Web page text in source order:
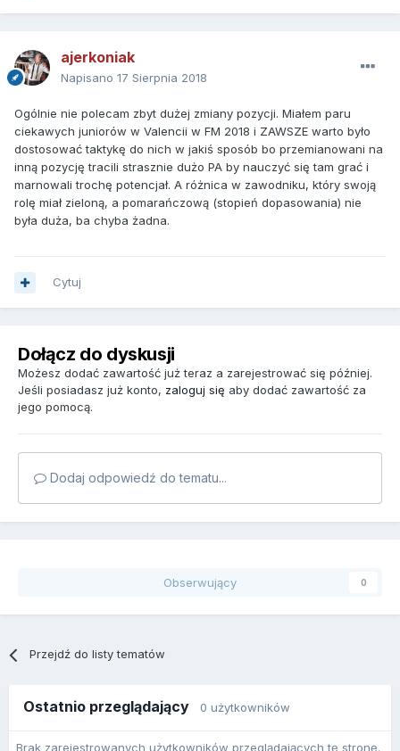
ajerkoniak
Napisano 17 Sierpnia 2018
Ogólnie nie polecam zbyt dużej zmiany pozycji. Miałem paru
ciekawych juniorów w Valencii w FM 2018 i ZAWSZE warto było
dostosować taktykę do nich w jakiś sposób bo przemianowani na
inną pozycję tracili strasznie dużo PA by nauczyć się tam grać i
marnowali trochę potencjał. A różnica w zawodniku, który swoją
rolę miał zieloną, a pomarańczową (stopień dopasowania) nie
była duża, ba chyba żadna.
Cytuj
Dołącz do dyskusji
Możesz dodać zawartość już teraz a zarejestrować się później.
Jeśli posiadasz już konto, zaloguj się aby dodać zawartość za
jego pomocą.
Dodaj odpowiedź do tematu...
Obserwujący 0
Przejdź do listy tematów
Ostatnio przeglądający 0 użytkowników
Brak zarejestrowanych użytkowników przeglądających tę stronę.